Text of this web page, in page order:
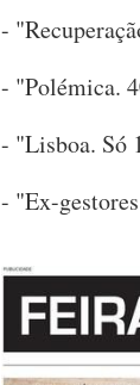
-
- "Polémica.
- "Lisboa. Só
- "Ex-